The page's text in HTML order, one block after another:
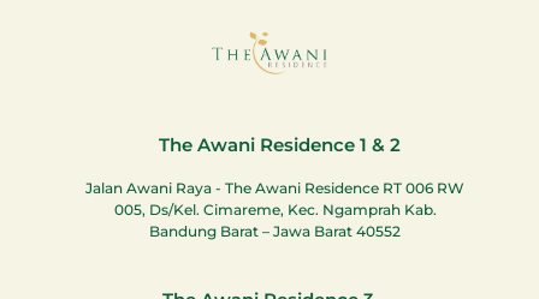
The Awani Residence 1 & 2
Jalan Awani Raya - The Awani Residence RT 006 RW
005, Ds/Kel. Cimareme, Kec. Ngamprah Kab.
Bandung Barat – Jawa Barat 40552